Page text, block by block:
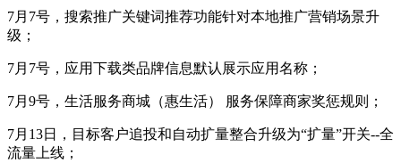
7月7号，搜索推广关键词推荐功能针对本地推广营销场景升
级；
7月7号，应用下载类品牌信息默认展示应用名称；
7月9号，生活服务商城（惠生活） 服务保障商家奖惩规则；
7月13日，目标客户追投和自动扩量整合升级为“扩量”开关--全
流量上线；